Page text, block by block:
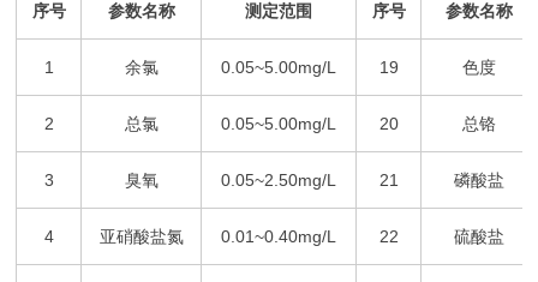
序号 参数名称 测定范围 序号 参数名称
1 余氯 0.05~5.00mg/L 19 色度
2 总氯 0.05~5.00mg/L 20 总铬
3 臭氧 0.05~2.50mg/L 21 磷酸盐
4 亚硝酸盐氮 0.01~0.40mg/L 22 硫酸盐